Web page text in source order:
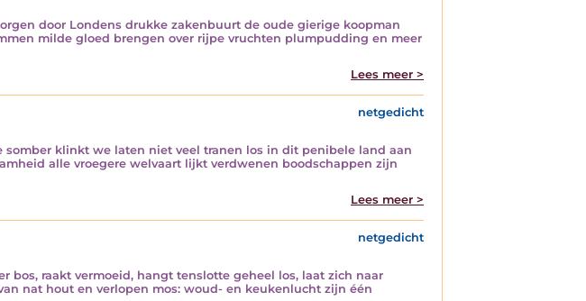
door Londens drukke zakenbuurt de oude gierige koopman
milde gloed brengen over rijpe vruchten plumpudding en meer
Lees meer >
netgedicht
klinkt we laten niet veel tranen los in dit penibele land aan
alle vroegere welvaart lijkt verdwenen boodschappen zijn
Lees meer >
netgedicht
raakt vermoeid, hangt tenslotte geheel los, laat zich naar
nat hout en verlopen mos: woud- en keukenlucht zijn één